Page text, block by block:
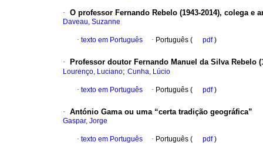
· O professor Fernando Rebelo (1943-2014), colega e
Daveau, Suzanne
· texto em Português · Português ( pdf)
· Professor doutor Fernando Manuel da Silva Rebelo
Lourenço, Luciano; Cunha, Lúcio
· texto em Português · Português ( pdf)
· António Gama ou uma “certa tradição geográfica”
Gaspar, Jorge
· texto em Português · Português ( pdf)